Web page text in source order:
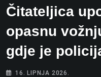
Čitateljica
opasnu
gdje je
16. LIPNJA 2026.